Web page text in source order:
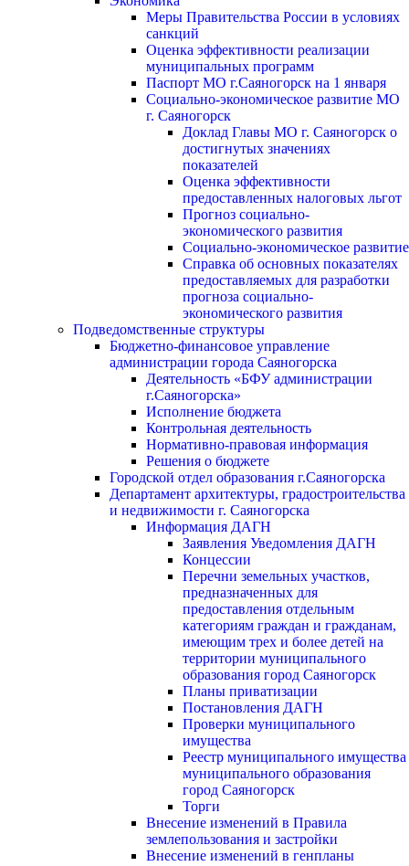
Меры Правительства России в условиях
санкций
Оценка эффективности реализации
муниципальных программ
Паспорт МО г.Саяногорск на 1 января
Социально-экономическое развитие МО
г. Саяногорск
Доклад Главы МО г. Саяногорск о
достигнутых значениях
показателей
Оценка эффективности
предоставленных налоговых льгот
Прогноз социально-
экономического развития
Социально-экономическое развитие
Справка об основных показателях
предоставляемых для разработки
прогноза социально-
экономического развития
Подведомственные структуры
Бюджетно-финансовое управление
администрации города Саяногорска
Деятельность «БФУ администрации
г.Саяногорска»
Исполнение бюджета
Контрольная деятельность
Нормативно-правовая информация
Решения о бюджете
Городской отдел образования г.Саяногорска
Департамент архитектуры, градостроительства
и недвижимости г. Саяногорска
Информация ДАГН
Заявления Уведомления ДАГН
Концессии
Перечни земельных участков,
предназначенных для
предоставления отдельным
категориям граждан и гражданам,
имеющим трех и более детей на
территории муниципального
образования город Саяногорск
Планы приватизации
Постановления ДАГН
Проверки муниципального
имущества
Реестр муниципального имущества
муниципального образования
город Саяногорск
Торги
Внесение изменений в Правила
землепользования и застройки
Внесение изменений в генпланы